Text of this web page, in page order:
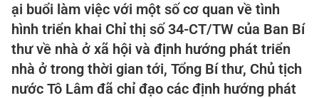
ại buổi làm việc với một số cơ quan về tình
hình triển khai Chỉ thị số 34-CT/TW của Ban Bí
thư về nhà ở xã hội và định hướng phát triển
nhà ở trong thời gian tới, Tổng Bí thư, Chủ tịch
nước Tô Lâm đã chỉ đạo các định hướng phát